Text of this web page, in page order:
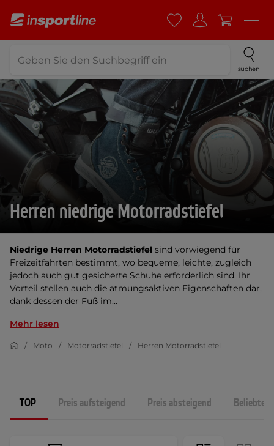
suchen
Herren niedrige Motorradstiefel
Niedrige Herren Motorradstiefel sind vorwiegend für
Freizeitfahrten bestimmt, wo bequeme, leichte, zugleich
jedoch auch gut gesicherte Schuhe erforderlich sind. Ihr
Vorteil stellen auch die atmungsaktiven Eigenschaften dar,
dank dessen der Fuß im...
Mehr lesen
Moto Motorradstiefel Herren Motorradstiefel
TOP Preis aufsteigend Preis absteigend